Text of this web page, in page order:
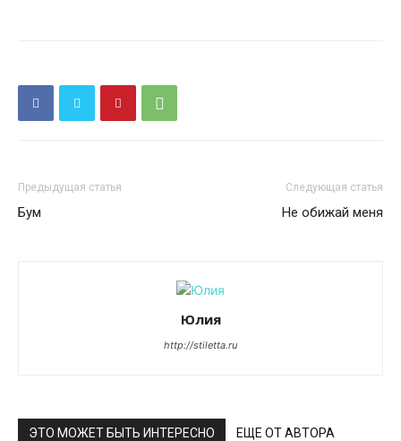
Предыдущая статья
Бум
Следующая статья
Не обижай меня
Юлия
http://stiletta.ru
ЭТО МОЖЕТ БЫТЬ ИНТЕРЕСНО ЕЩЕ ОТ АВТОРА